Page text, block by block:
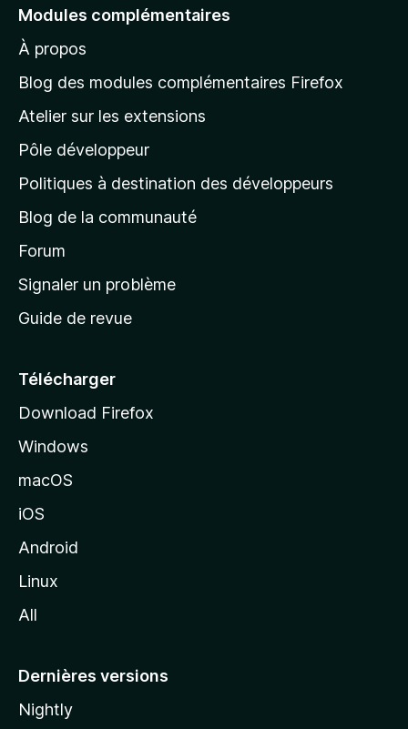
e
à
l
p
a
g
d
a
c
e
l
d
o
z
l
Modules complémentaires
À propos
Blog des modules complémentaires Firefox
Atelier sur les extensions
Pôle développeur
Politiques à destination des développeurs
Blog de la communauté
Forum
Signaler un problème
Guide de revue
Télécharger
Download Firefox
Windows
macOS
iOS
Android
Linux
All
Dernières versions
Nightly